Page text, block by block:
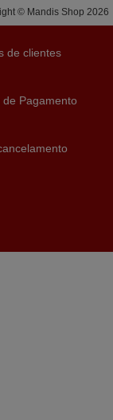
PORTUGAL
Julho 2025
© Mandis Shop 2026
de clientes
de Pagamento